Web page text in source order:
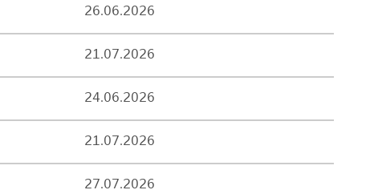
26.06.2026
21.07.2026
24.06.2026
21.07.2026
27.07.2026